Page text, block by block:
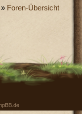
» Foren-Übersicht